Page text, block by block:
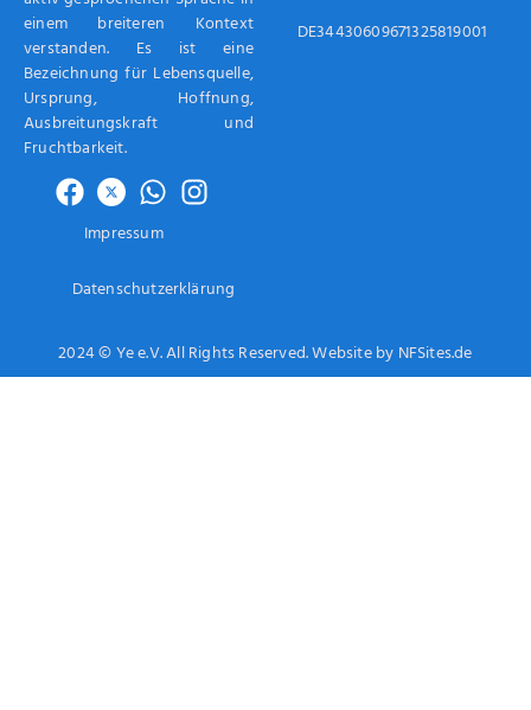
einem breiteren Kontext
verstanden. Es ist eine
Bezeichnung für Lebensquelle,
Ursprung, Hoffnung,
Ausbreitungskraft und
Fruchtbarkeit.
Impressum
Datenschutzerklärung
DE34430609671325819001
2024 © Ye e.V. All Rights Reserved. Website by NFSites.de